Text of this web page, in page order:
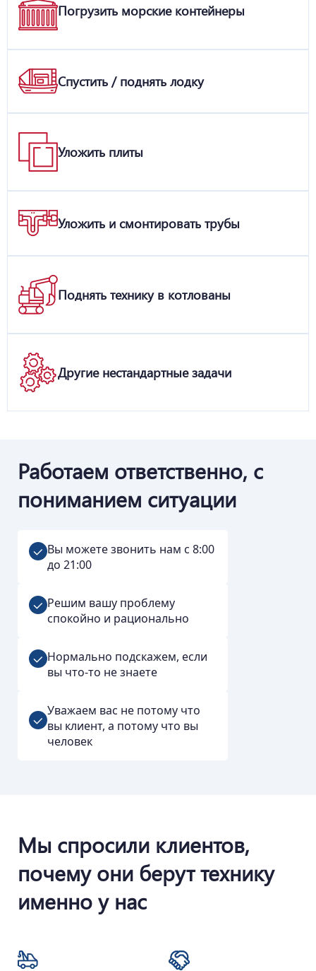
Погрузить морские контейнеры
Спустить / поднять лодку
Уложить плиты
Уложить и смонтировать трубы
Поднять технику в котлованы
Другие нестандартные задачи
Работаем ответственно, с
пониманием ситуации
Вы можете звонить нам с 8:00
до 21:00
Решим вашу проблему
спокойно и рационально
Нормально подскажем, если
вы что-то не знаете
Уважаем вас не потому что
вы клиент, а потому что вы
человек
Мы спросили клиентов,
почему они берут технику
именно у нас